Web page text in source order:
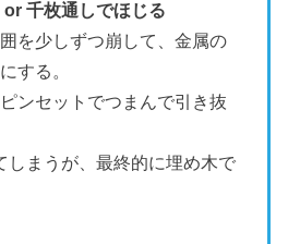
千枚通しでほじる
を少しずつ崩して、金属の
する。
ンセットでつまんで引き抜
しまうが、最終的に埋め木で